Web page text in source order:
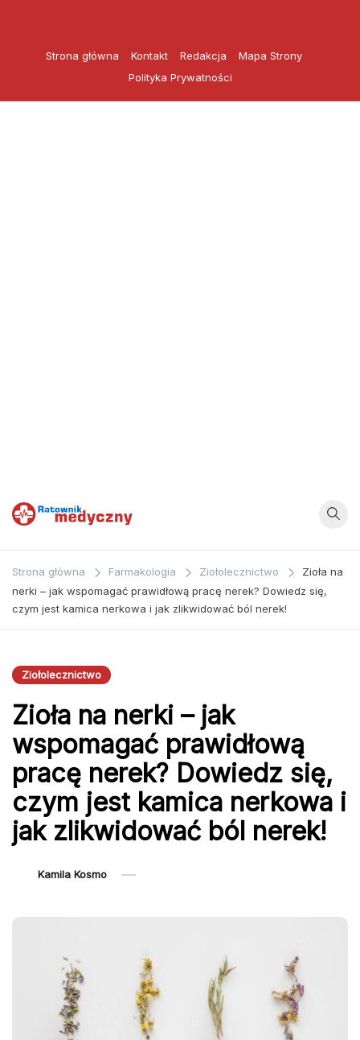
Strona główna Kontakt Redakcja
Mapa Strony
Polityka Prywatności
Ratownik
Medyczny
zagadnieniom z
dziedziny
medycyny oraz
ratownictwa
Strona główna Farmakologia Ziołolecznictwo
Zioła na
nerki – jak wspomagać prawidłową pracę nerek? Dowiedz się,
czym jest kamica nerkowa i jak zlikwidować ból nerek!
Ziołolecznictwo
Zioła na nerki – jak
wspomagać prawidłową
pracę nerek? Dowiedz się,
czym jest kamica nerkowa i
jak zlikwidować ból nerek!
Kamila Kosmo